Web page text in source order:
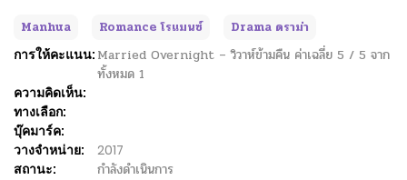
Manhua Romance โรแมนซ์
Drama ดราม่า
การให้คะแนน: Married Overnight – วิวาห์ข้ามคืน ค่าเฉลี่ย 5 / 5 จาก
ทั้งหมด 1
ความคิดเห็น:
ทางเลือก:
บุ๊คมาร์ค:
วางจำหน่าย:
2017
สถานะ:
กำลังดำเนินการ